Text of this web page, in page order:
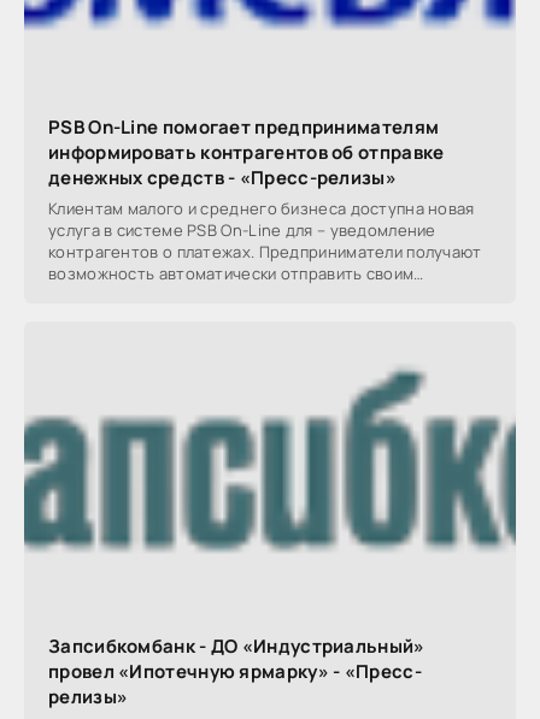
PSB On-Line помогает предпринимателям
информировать контрагентов об отправке
денежных средств - «Пресс-релизы»
Клиентам малого и среднего бизнеса доступна новая
услуга в системе PSB On-Line для – уведомление
контрагентов о платежах. Предприниматели получают
возможность автоматически отправить своим
Запсибкомбанк - ДО «Индустриальный»
провел «Ипотечную ярмарку» - «Пресс-
релизы»